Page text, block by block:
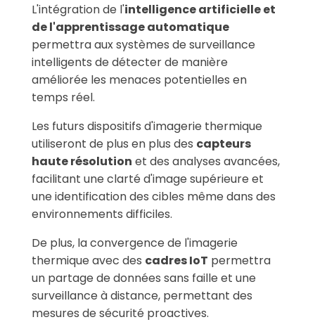
L'intégration de l'intelligence artificielle et
de l'apprentissage automatique
permettra aux systèmes de surveillance
intelligents de détecter de manière
améliorée les menaces potentielles en
temps réel.
Les futurs dispositifs d'imagerie thermique
utiliseront de plus en plus des capteurs
haute résolution et des analyses avancées,
facilitant une clarté d'image supérieure et
une identification des cibles même dans des
environnements difficiles.
De plus, la convergence de l'imagerie
thermique avec des cadres IoT permettra
un partage de données sans faille et une
surveillance à distance, permettant des
mesures de sécurité proactives.